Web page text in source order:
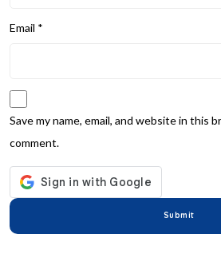
Email *
Save my name, email, and website in this
comment.